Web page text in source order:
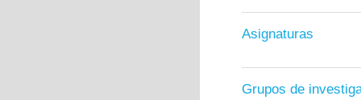
Asignaturas
Grupos de